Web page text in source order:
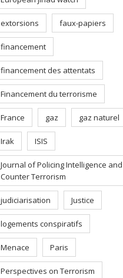
extorsions faux-papiers
financement
financement des attentats
Financement du terrorisme
France gaz gaz naturel
Irak ISIS
Journal of Policing Intelligence and
Counter Terrorism
judiciarisation Justice
logements conspiratifs
Menace Paris
Perspectives on Terrorism